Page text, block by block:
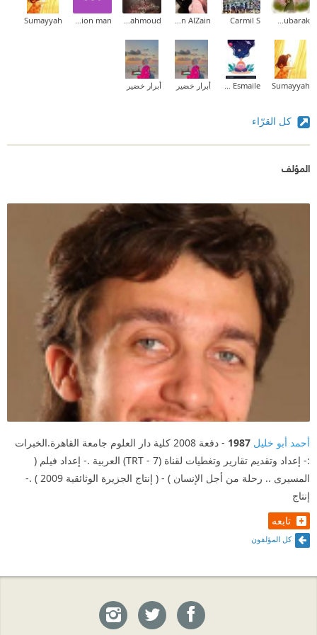
Carmil S
Sumayyah
Sumayyah أبرار خضير أبرار خضير
كل القرّاء
المؤلف
أحمد أبو خليل 1987
- دفعة 2008 كلية دار العلوم جامعة القاهرة.الخبرات
:- إعداد وتقديم تقارير وتغطيات لقناة (TRT - 7) العربية .- إعداد فيلم (
المسيرى .. رحلة من أجل الإنسان ) - ( إنتاج الجزيرة الوثائقية 2009 ) .-
إنتاج
تابعه
كل المؤلفون